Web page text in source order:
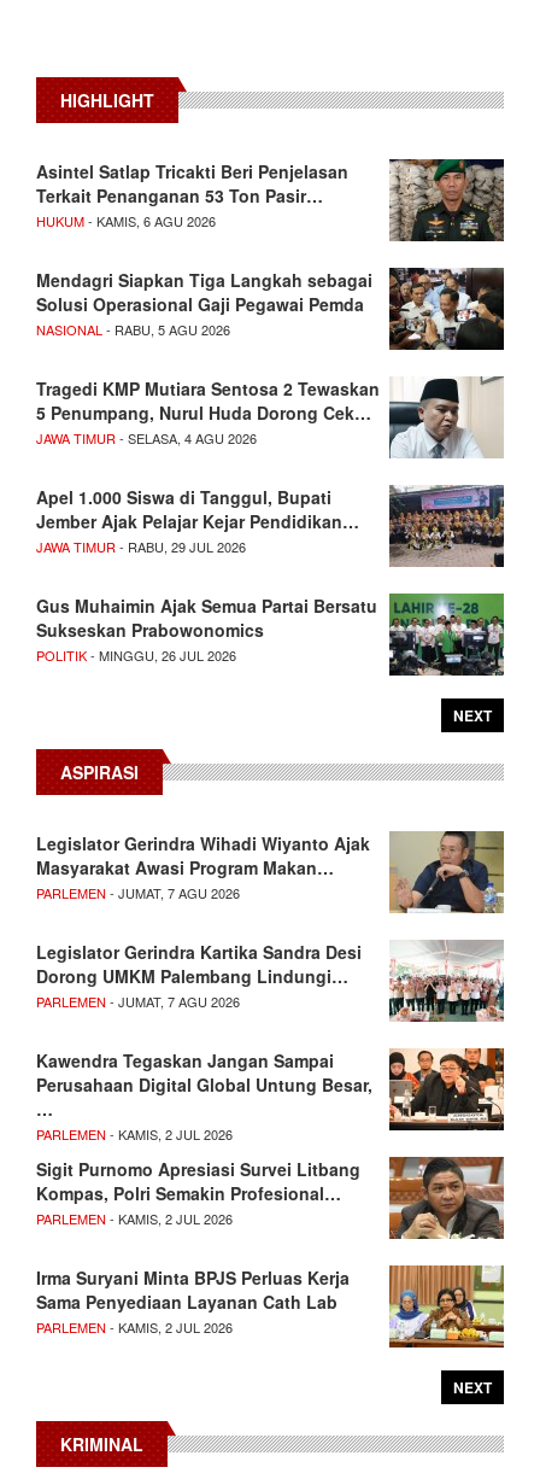
HIGHLIGHT
Asintel Satlap Tricakti Beri Penjelasan
Terkait Penanganan 53 Ton Pasir…
HUKUM- KAMIS, 6 AGU 2026
Mendagri Siapkan Tiga Langkah sebagai
Solusi Operasional Gaji Pegawai Pemda
NASIONAL - RABU, 5 AGU 2026
Tragedi KMP Mutiara Sentosa 2 Tewaskan
5 Penumpang, Nurul Huda Dorong Cek…
JAWA TIMUR - SELASA, 4 AGU 2026
Apel 1.000 Siswa di Tanggul, Bupati
Jember Ajak Pelajar Kejar Pendidikan…
JAWA TIMUR - RABU, 29 JUL 2026
Gus Muhaimin Ajak Semua Partai Bersatu
Sukseskan Prabowonomics
POLITIK- MINGGU, 26 JUL 2026
NEXT
ASPIRASI
Legislator Gerindra Wihadi Wiyanto Ajak
Masyarakat Awasi Program Makan…
PARLEMEN - JUMAT, 7 AGU 2026
Legislator Gerindra Kartika Sandra Desi
Dorong UMKM Palembang Lindungi…
PARLEMEN - JUMAT, 7 AGU 2026
Kawendra Tegaskan Jangan Sampai
Perusahaan Digital Global Untung Besar,
…
PARLEMEN - KAMIS, 2 JUL 2026
Sigit Purnomo Apresiasi Survei Litbang
Kompas, Polri Semakin Profesional…
PARLEMEN - KAMIS, 2 JUL 2026
Irma Suryani Minta BPJS Perluas Kerja
Sama Penyediaan Layanan Cath Lab
PARLEMEN - KAMIS, 2 JUL 2026
NEXT
KRIMINAL